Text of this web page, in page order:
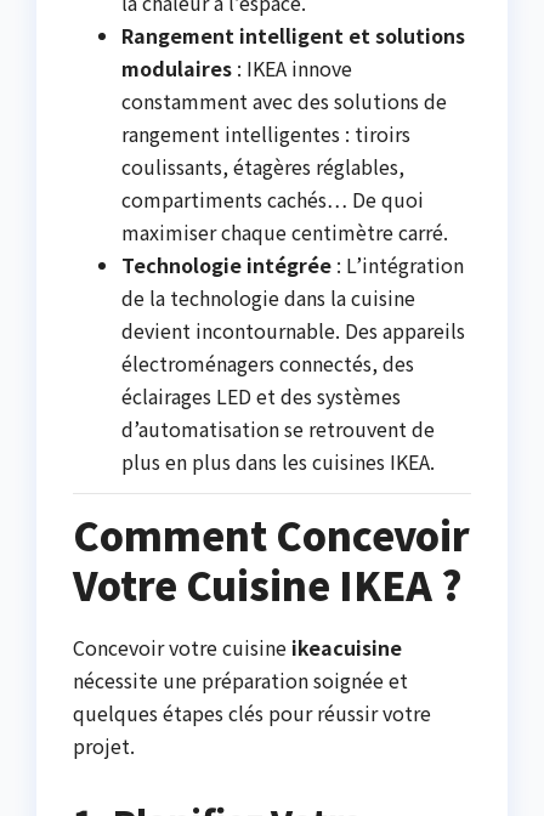
Rangement intelligent et solutions
modulaires : IKEA innove
constamment avec des solutions de
rangement intelligentes : tiroirs
coulissants, étagères réglables,
compartiments cachés… De quoi
maximiser chaque centimètre carré.
Technologie intégrée : L’intégration
de la technologie dans la cuisine
devient incontournable. Des appareils
électroménagers connectés, des
éclairages LED et des systèmes
d’automatisation se retrouvent de
plus en plus dans les cuisines IKEA.
Comment Concevoir
Votre Cuisine IKEA ?
Concevoir votre cuisine ikeacuisine
nécessite une préparation soignée et
quelques étapes clés pour réussir votre
projet.